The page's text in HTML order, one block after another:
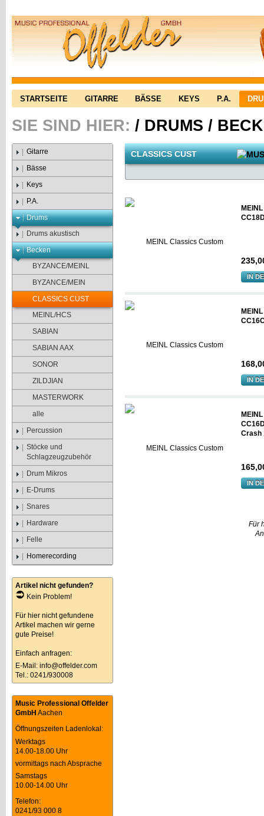
STARTSEITE GITARRE BÄSSE KEYS P.A.
SIE SIND HIER: / DRUMS /
Gitarre
Bässe
Keys
P.A.
Drums
Drums akustisch
Becken
BYZANCE/MEINL
BYZANCE/MEIN
CLASSICS CUST
MEINL/HCS
SABIAN
SABIAN AAX
SONOR
ZILDJIAN
MASTERWORK
alle
Percussion
Stöcke und
Schlagzeugzubehör
Drum Mikros
E-Drums
Snares
Hardware
Felle
Homerecording
Artikel nicht gefunden?
Kein Problem!
Für hier nicht gefundene
Artikel machen wir gerne
gute Preise!
Einfach anfragen:
E-Mail: info@offelder.com
Tel.: 0241/930008
Music Professional Offelder
GmbH Aachen
Öffnungszeiten Ladenlokal:
Werktags
14.00-18.00 Uhr
vormittags nach Absprache
Samstags
10.00-14.00 Uhr
Telefon:
0241/93 000 8
CLASSICS CUST
IN
IN
Crash
IN
Für